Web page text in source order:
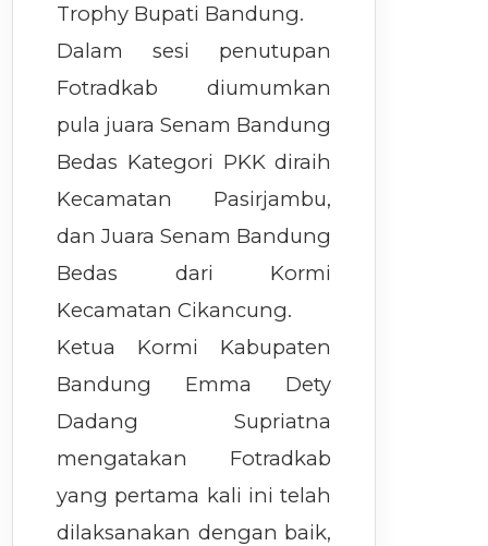
Trophy Bupati Bandung.
Dalam sesi penutupan
Fotradkab diumumkan
pula juara Senam Bandung
Bedas Kategori PKK diraih
Kecamatan Pasirjambu,
dan Juara Senam Bandung
Bedas dari Kormi
Kecamatan Cikancung.
Ketua Kormi Kabupaten
Bandung Emma Dety
Dadang Supriatna
mengatakan Fotradkab
yang pertama kali ini telah
dilaksanakan dengan baik,